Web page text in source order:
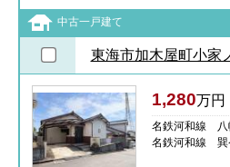
中古一戸建て
東海市加木屋町小家
1,280万円
名鉄河和線
名鉄河和線